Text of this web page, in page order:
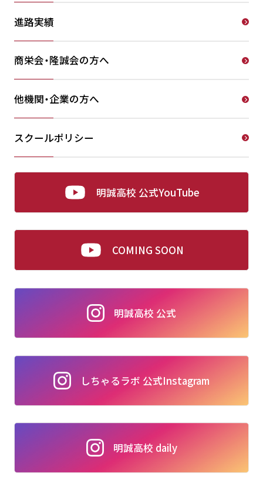
進路実績
商栄会・隆誠会の方へ
他機関・企業の方へ
スクールポリシー
明誠高校 公式YouTube
COMING SOON
明誠高校 公式
しちゃるラボ 公式Instagram
明誠高校 daily